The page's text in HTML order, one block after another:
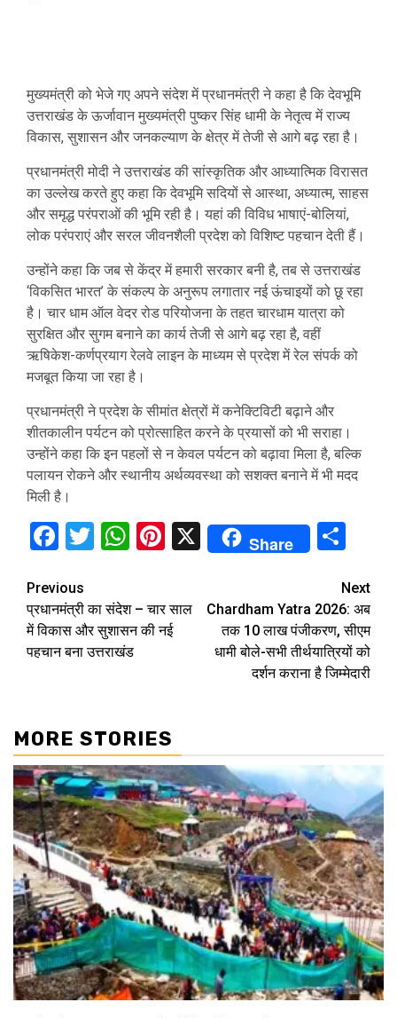
मुख्यमंत्री को भेजे गए अपने संदेश में प्रधानमंत्री ने कहा है कि देवभूमि
उत्तराखंड के ऊर्जावान मुख्यमंत्री पुष्कर सिंह धामी के नेतृत्व में राज्य
विकास, सुशासन और जनकल्याण के क्षेत्र में तेजी से आगे बढ़ रहा है।
प्रधानमंत्री मोदी ने उत्तराखंड की सांस्कृतिक और आध्यात्मिक विरासत
का उल्लेख करते हुए कहा कि देवभूमि सदियों से आस्था, अध्यात्म, साहस
और समृद्ध परंपराओं की भूमि रही है। यहां की विविध भाषाएं-बोलियां,
लोक परंपराएं और सरल जीवनशैली प्रदेश को विशिष्ट पहचान देती हैं।
उन्होंने कहा कि जब से केंद्र में हमारी सरकार बनी है, तब से उत्तराखंड
‘विकसित भारत’ के संकल्प के अनुरूप लगातार नई ऊंचाइयों को छू रहा
है। चार धाम ऑल वेदर रोड परियोजना के तहत चारधाम यात्रा को
सुरक्षित और सुगम बनाने का कार्य तेजी से आगे बढ़ रहा है, वहीं
ऋषिकेश-कर्णप्रयाग रेलवे लाइन के माध्यम से प्रदेश में रेल संपर्क को
मजबूत किया जा रहा है।
प्रधानमंत्री ने प्रदेश के सीमांत क्षेत्रों में कनेक्टिविटी बढ़ाने और
शीतकालीन पर्यटन को प्रोत्साहित करने के प्रयासों को भी सराहा।
उन्होंने कहा कि इन पहलों से न केवल पर्यटन को बढ़ावा मिला है, बल्कि
पलायन रोकने और स्थानीय अर्थव्यवस्था को सशक्त बनाने में भी मदद
मिली है।
Facebook
Twitter
WhatsApp
Pinterest
X Share
Continue
Reading
Previous
प्रधानमंत्री का संदेश – चार साल
में विकास और सुशासन की नई
पहचान बना उत्तराखंड
Next
Chardham Yatra 2026: अब
तक 10 लाख पंजीकरण, सीएम
धामी बोले-सभी तीर्थयात्रियों को
दर्शन कराना है जिम्मेदारी
MORE STORIES